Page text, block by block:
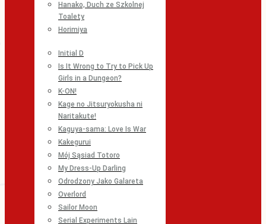
Hanako, Duch ze Szkolnej
Toalety
Horimiya
Initial D
Is It Wrong to Try to Pick Up
Girls in a Dungeon?
K-ON!
Kage no Jitsuryokusha ni
Naritakute!
Kaguya-sama: Love Is War
Kakegurui
Mój Sąsiad Totoro
My Dress-Up Darling
Odrodzony Jako Galareta
Overlord
Sailor Moon
Serial Experiments Lain